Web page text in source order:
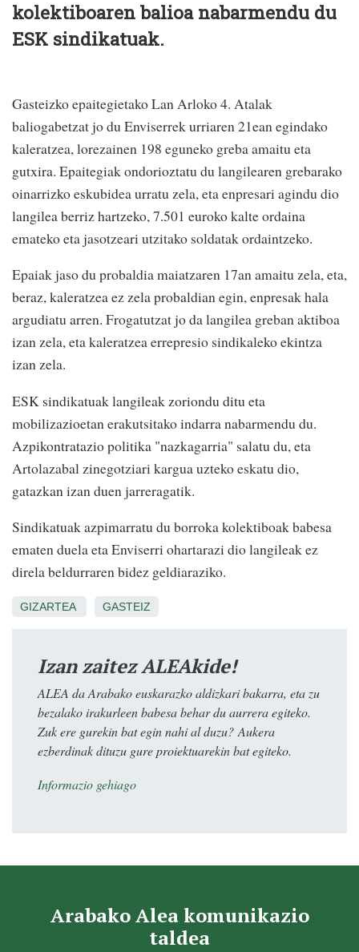
kolektiboaren balioa nabarmendu du
ESK sindikatuak.
Gasteizko epaitegietako Lan Arloko 4. Atalak
baliogabetzat jo du Enviserrek urriaren 21ean egindako
kaleratzea, lorezainen 198 eguneko greba amaitu eta
gutxira. Epaitegiak ondorioztatu du langilearen grebarako
oinarrizko eskubidea urratu zela, eta enpresari agindu dio
langilea berriz hartzeko, 7.501 euroko kalte ordaina
emateko eta jasotzeari utzitako soldatak ordaintzeko.
Epaiak jaso du probaldia maiatzaren 17an amaitu zela, eta,
beraz, kaleratzea ez zela probaldian egin, enpresak hala
argudiatu arren. Frogatutzat jo da langilea greban aktiboa
izan zela, eta kaleratzea errepresio sindikaleko ekintza
izan zela.
ESK sindikatuak langileak zoriondu ditu eta
mobilizazioetan erakutsitako indarra nabarmendu du.
Azpikontratazio politika "nazkagarria" salatu du, eta
Artolazabal zinegotziari kargua uzteko eskatu dio,
gatazkan izan duen jarreragatik.
Sindikatuak azpimarratu du borroka kolektiboak babesa
ematen duela eta Enviserri ohartarazi dio langileak ez
direla beldurraren bidez geldiaraziko.
GIZARTEA GASTEIZ
Izan zaitez ALEAkide!
ALEA da Arabako euskarazko aldizkari bakarra, eta zu
bezalako irakurleen babesa behar du aurrera egiteko.
Zuk ere gurekin bat egin nahi al duzu? Aukera
ezberdinak dituzu gure proiektuarekin bat egiteko.
Informazio gehiago
Arabako Alea komunikazio
taldea